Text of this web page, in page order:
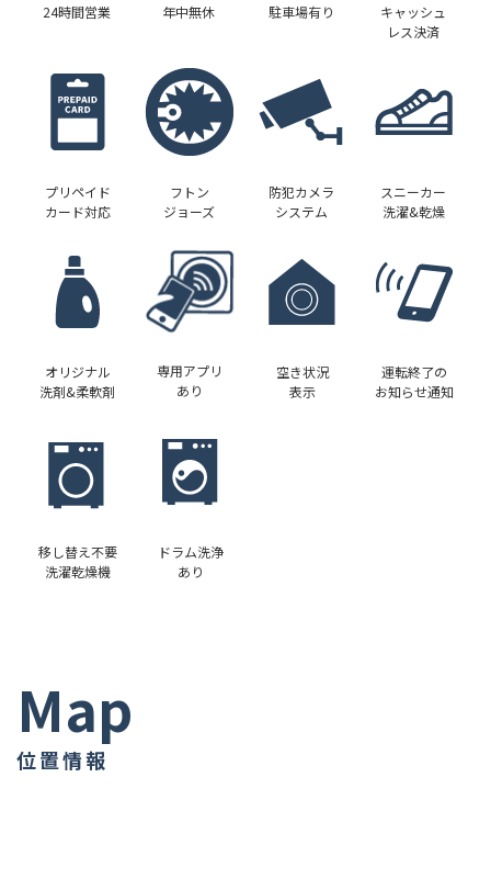
24時間営業 年中無休 駐車場有り
キャッシュ
レス決済
プリペイド
カード対応
フトン
ジョーズ
防犯カメラ
システム
スニーカー
洗濯&乾燥
オリジナル
洗剤&柔軟剤
専用アプリ
あり
空き状況
表示
運転終了の
お知らせ通知
移し替え不要
洗濯乾燥機
ドラム洗浄
あり
Map
位置情報